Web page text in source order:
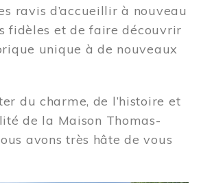
ravis d’accueillir à nouveau
fidèles et de faire découvrir
unique à de nouveaux
du charme, de l’histoire et
de la Maison Thomas-
avons très hâte de vous